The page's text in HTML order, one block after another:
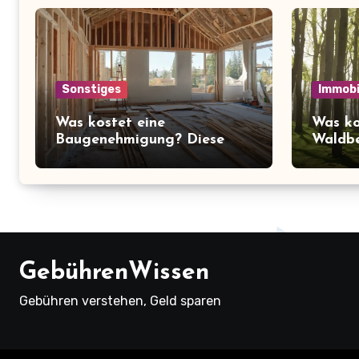
Sonstiges
Was kostet eine
Baugenehmigung? Diese
Preise müssen Sie kennen!
Was
über
Ruhe
GebührenWissen
Gebühren verstehen, Geld sparen